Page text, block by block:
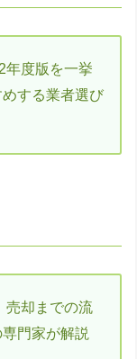
年度版を一挙
する業者選び
売却までの流
門家が解説